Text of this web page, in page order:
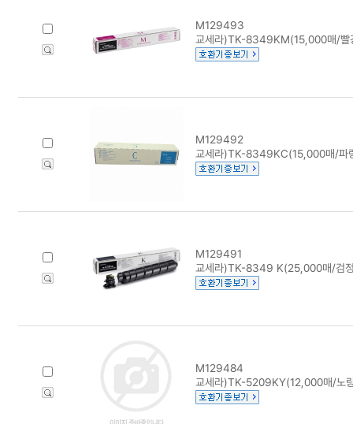
M129493
교세라)TK-8349KM(15,000매/빨
M129492
교세라)TK-8349KC(15,000매/파
M129491
교세라)TK-8349 K(25,000매/검
M129484
교세라)TK-5209KY(12,000매/노